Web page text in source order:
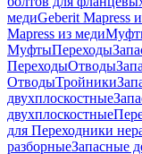
медиGeberit Mapress
Mapress из меди
МуфтыПереходы
ПереходыОтводы
ОтводыТройники
двухплоскостные
двухплоскостные
для Переходники
разборныеЗапасные